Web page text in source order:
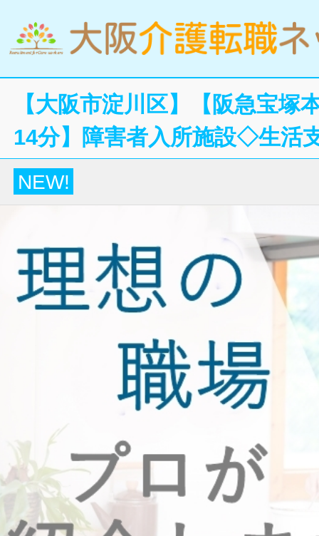
【大阪市淀川区】【阪急宝
14分】障害者入所施設◇生活
NEW!